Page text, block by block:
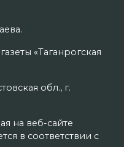
«Таганрогская
обл., г.
на веб-сайте
в соответствии с